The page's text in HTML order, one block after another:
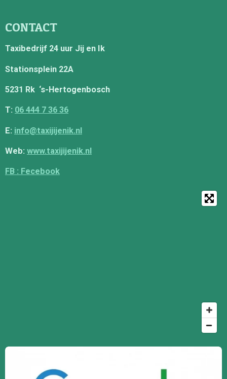
CONTACT
Taxibedrijf 24 uur Jij en Ik
Stationsplein 22A
5231 Rk ‘s-Hertogenbosch
T: 06 444 7 36 36
E: info@taxijijenik.nl
Web: www.taxijijenik.nl
FB : Fecebook